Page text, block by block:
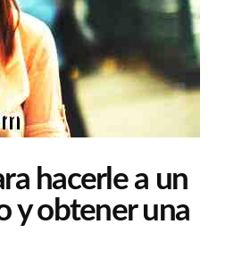
hacerle a un
y obtener una